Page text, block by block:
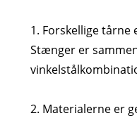
1. Forskellige
Stænger er
2. Materialerne er